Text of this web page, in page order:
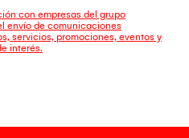
con empresas del grupo
envío de comunicaciones
servicios, promociones, eventos y
interés.